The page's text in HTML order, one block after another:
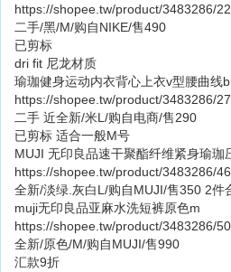
https://shopee.tw/product/3483286/
二手/黑/M/购自NIKE/售490
已剪标
dri fit 尼龙材质
瑜珈健身运动内衣背心上衣v型腰曲线
https://shopee.tw/product/3483286/
二手 近全新/米L/购自电商/售290
已剪标 适合一般M号
MUJI 无印良品速干聚酯纤维紧身瑜珈
https://shopee.tw/product/3483286/
全新/淡绿.灰白L/购自MUJI/售350 2件
muji无印良品亚麻水洗短裤原色m
https://shopee.tw/product/3483286/
全新/原色/M/购自MUJI/售990
汇款9折